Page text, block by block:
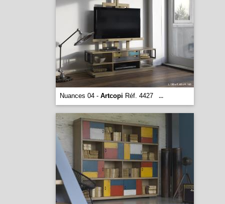
Nuances 04 - Artcopi Réf. 4427 ...